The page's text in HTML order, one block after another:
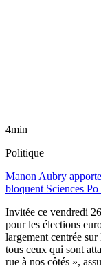
4min
Politique
Manon Aubry
bloquent Sciences
Invitée ce vendredi
pour les élections
largement centrée
tous ceux qui sont
rue à nos côtés »,